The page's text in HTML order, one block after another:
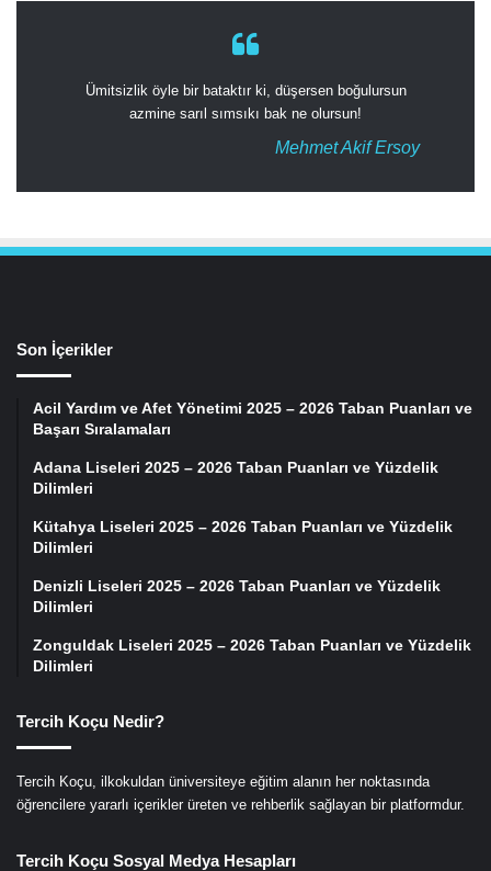
Ümitsizlik öyle bir bataktır ki, düşersen boğulursun
azmine sarıl sımsıkı bak ne olursun!
Mehmet Akif Ersoy
Son İçerikler
Acil Yardım ve Afet Yönetimi 2025 – 2026 Taban Puanları ve
Başarı Sıralamaları
Adana Liseleri 2025 – 2026 Taban Puanları ve Yüzdelik
Dilimleri
Kütahya Liseleri 2025 – 2026 Taban Puanları ve Yüzdelik
Dilimleri
Denizli Liseleri 2025 – 2026 Taban Puanları ve Yüzdelik
Dilimleri
Zonguldak Liseleri 2025 – 2026 Taban Puanları ve Yüzdelik
Dilimleri
Tercih Koçu Nedir?
Tercih Koçu, ilkokuldan üniversiteye eğitim alanın her noktasında
öğrencilere yararlı içerikler üreten ve rehberlik sağlayan bir platformdur.
Tercih Koçu Sosyal Medya Hesapları